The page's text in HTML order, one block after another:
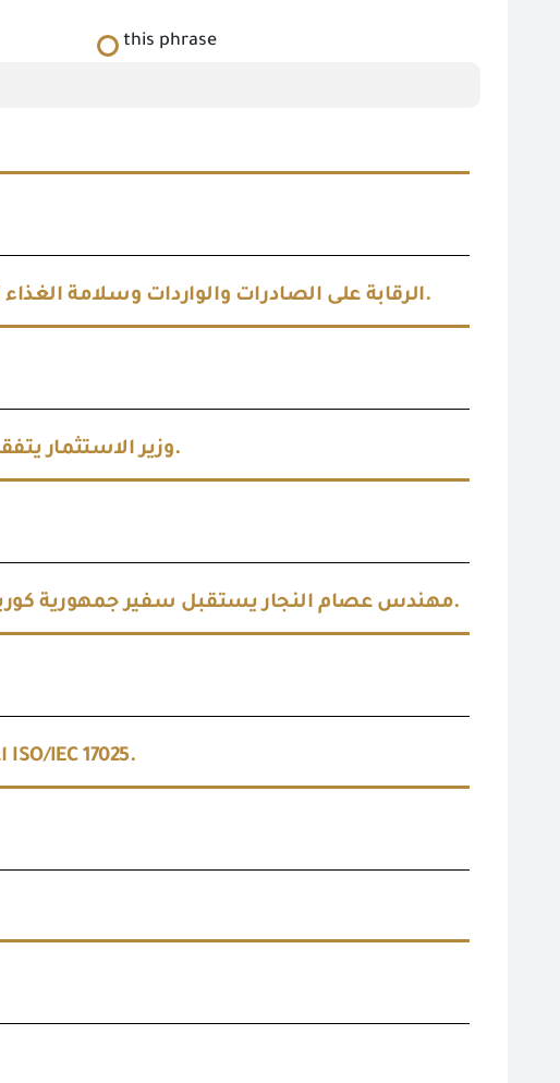
this phrase
الرقابة على الصادرات والواردات وسلامة الغذاء توقعان بروتوكول تعاون لتنفيذ برامج تدريبية متخصصة.
وزير الاستثمار يتفقد معامل الرقابة على الصادرات والواردات بميناء الدخيلة.
مهندس عصام النجار يستقبل سفير جمهورية كوريا لمتابعة مشروع تطوير منظومة إدارة المخاطر بالهيئة.
بأسوان وفق المواصفة الدولية ISO/IEC 17025.